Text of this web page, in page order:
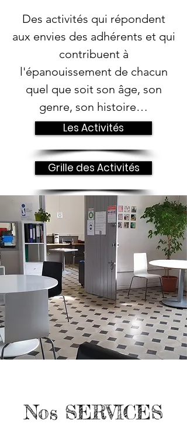
Des activités qui répondent
aux envies des adhérents et qui
contribuent à
l'épanouissement de chacun
quel que soit son âge, son
genre, son histoire…
Les Activités
Grille des Activités
Nos SERVICES